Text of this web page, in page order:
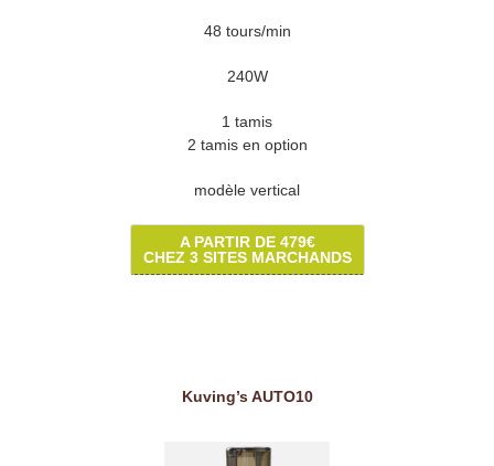
48 tours/min
240W
1 tamis
2 tamis en option
modèle vertical
A PARTIR DE 479€
CHEZ 3 SITES MARCHANDS
Kuving’s AUTO10